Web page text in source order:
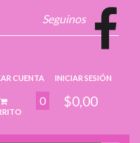
Seguinos
CUENTA INICIAR SESIÓN
0 $0,00